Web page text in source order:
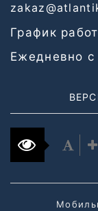
График
Ежедневно